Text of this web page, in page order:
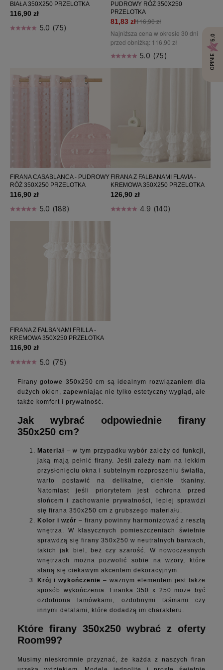
BIAŁA 350X250 PRZELOTKA
116,90 zł
5.0 (75)
PUDROWY RÓŻ 350X250
PRZELOTKA
81,83 zł116,90 zł
Najniższa cena w okresie 30 dni
przed obniżką: 116,90 zł
5.0 (75)
FIRANA CASABLANCA - PUDROWY
RÓŻ 350X250 PRZELOTKA
116,90 zł
5.0 (188)
FIRANA Z FALBANAMI FLAVIA -
KREMOWA 350X250 PRZELOTKA
126,90 zł
4.9 (140)
FIRANA Z FALBANAMI FRILLA -
KREMOWA 350X250 PRZELOTKA
116,90 zł
5.0 (75)
Firany gotowe 350x250 cm są idealnym rozwiązaniem dla
dużych okien, zapewniając nie tylko estetyczny wygląd, ale
także komfort i prywatność.
Jak wybrać odpowiednie firany
350x250 cm?
Materiał – w tym przypadku wybór zależy od funkcji,
jaką mają pełnić firany. Jeśli zależy nam na lekkim
przysłonięciu okna i subtelnym rozproszeniu światła,
warto postawić na delikatne, cienkie tkaniny.
Natomiast jeśli priorytetem jest ochrona przed
słońcem i zachowanie prywatności, lepiej sprawdzi
się firana 350x250 cm z grubszego materiału.
Kolor i wzór – firany powinny harmonizować z resztą
wnętrza. W klasycznych pomieszczeniach świetnie
sprawdzą się firany 350x250 w neutralnych barwach,
takich jak biel, beż czy szarość. W nowoczesnych
wnętrzach można pozwolić sobie na wzory, które
staną się ciekawym akcentem dekoracyjnym.
Krój i wykończenie – ważnym elementem jest także
sposób wykończenia. Firanka 350 x 250 może być
ozdobiona lamówkami, ozdobnymi taśmami czy
innymi detalami, które dodadzą im charakteru.
Które firany 350x250 wybrać z oferty
Room99?
Musimy nieskromnie przyznać, że każda z naszych firan
OPINIE
5.0